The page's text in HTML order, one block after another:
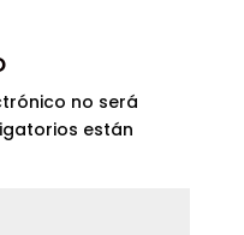
no será
están